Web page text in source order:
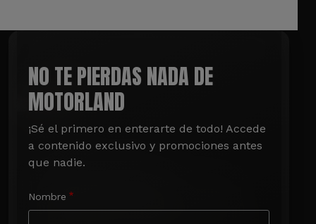
NO TE PIERDAS NADA DE
MOTORLAND
¡Sé el primero en enterarte de todo! Accede
a contenido exclusivo y promociones antes
que nadie.
Nombre